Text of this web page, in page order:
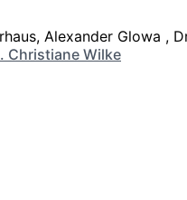
Christiane Wilke